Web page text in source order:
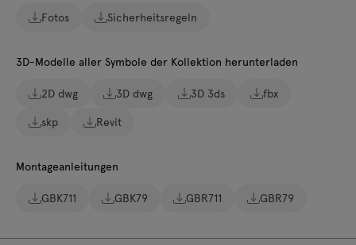
Fotos Sicherheitsregeln
3D-Modelle aller Symbole der Kollektion herunterladen
2D dwg 3D dwg 3D 3ds
fbx
skp
Revit
Montageanleitungen
GBK711 GBK79 GBR711 GBR79